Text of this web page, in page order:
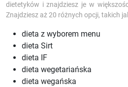
dietetyków i znajdziesz je w
Znajdziesz aż 20 różnych opcji, takich
dieta z wyborem menu
dieta Sirt
dieta IF
dieta wegetariańska
dieta wegańska